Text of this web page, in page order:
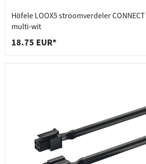
Häfele LOOX5 stroomverdeler CONNECT
multi-wit
18.75 EUR*